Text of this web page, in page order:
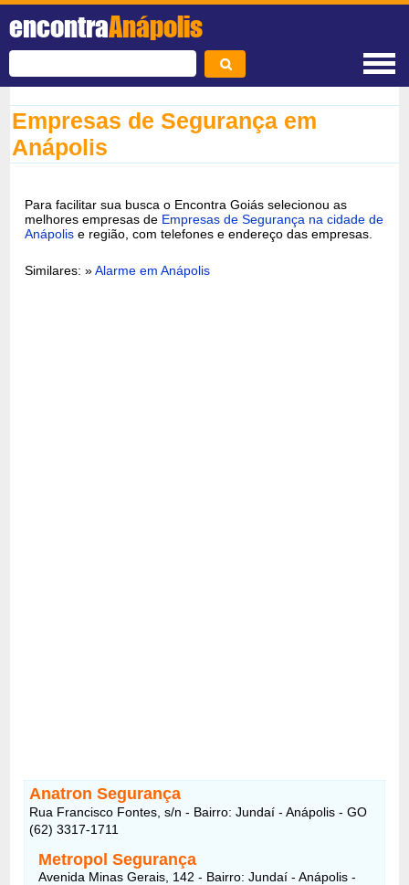
encontraAnápolis
Empresas de Segurança em
Anápolis
Para facilitar sua busca o Encontra Goiás selecionou as
melhores empresas de Empresas de Segurança na cidade de
Anápolis e região, com telefones e endereço das empresas.
Similares: »Alarme em Anápolis
Anatron Segurança
Rua Francisco Fontes, s/n - Bairro: Jundaí - Anápolis - GO
(62) 3317-1711
Metropol Segurança
Avenida Minas Gerais, 142 - Bairro: Jundaí - Anápolis -